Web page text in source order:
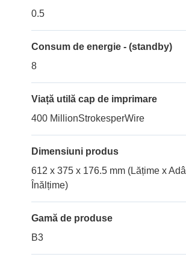
0.5
Consum de energie - (standby)
8
Viață utilă cap de imprimare
400 MillionStrokesperWire
Dimensiuni produs
612 x 375 x 176.5 mm (Lățime x
Înălțime)
Gamă de produse
B3